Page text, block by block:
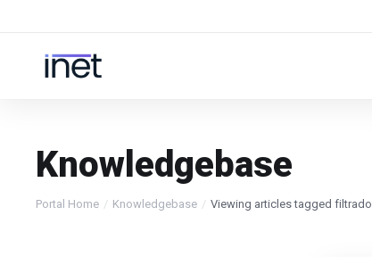
Knowledgebase
Portal Home Knowledgebase Viewing articles tagged filtrado